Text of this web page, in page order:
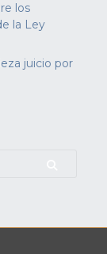
los
la Ley
juicio por